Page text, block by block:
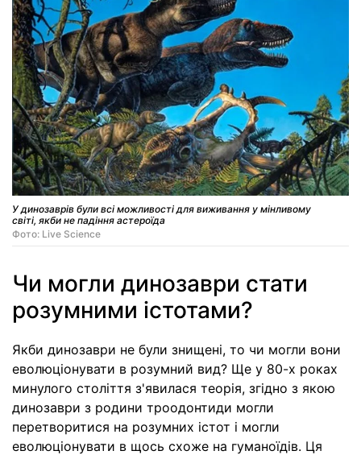
У динозаврів були всі можливості для виживання у мінливому
світі, якби не падіння астероїда
Фото: Live Science
Чи могли динозаври стати
розумними істотами?
Якби динозаври не були знищені, то чи могли вони
еволюціонувати в розумний вид? Ще у 80-х роках
минулого століття з'явилася теорія, згідно з якою
динозаври з родини троодонтиди могли
перетворитися на розумних істот і могли
еволюціонувати в щось схоже на гуманоїдів. Ця